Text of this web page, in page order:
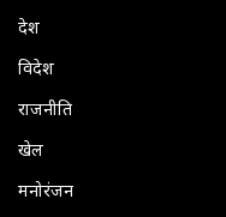
देश
विदेश
राजनीति
खेल
मनोरंजन